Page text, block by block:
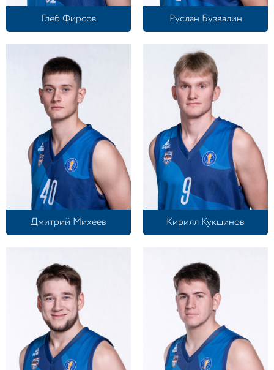
Глеб Фирсов Руслан Бузвалин
Дмитрий Михеев Кирилл Кукшинов